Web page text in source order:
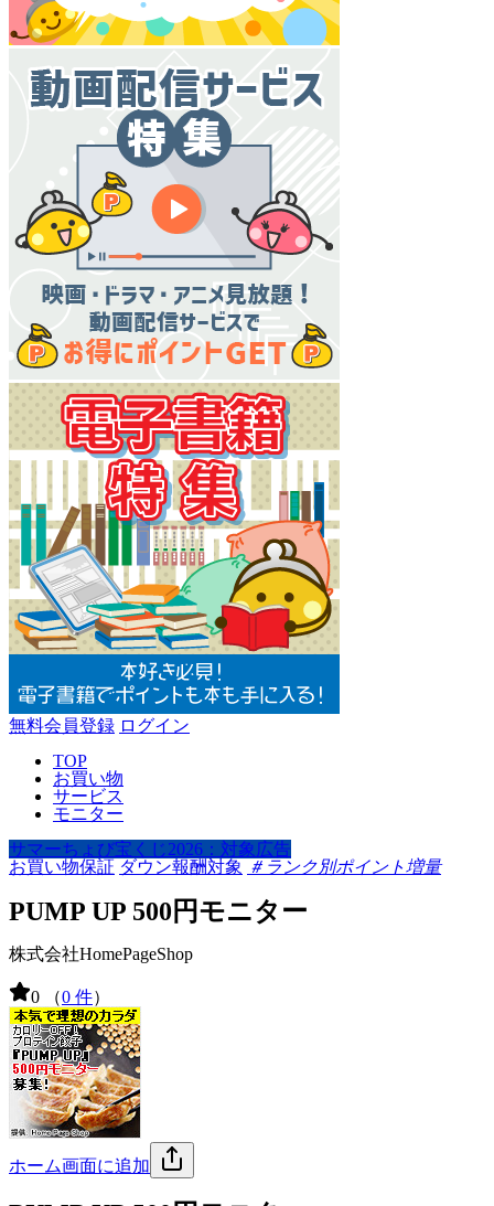
無料会員登録 ログイン
TOP
お買い物
サービス
モニター
サマーちょび宝くじ2026：対象広告
お買い物保証 ダウン報酬対象 ＃ランク別ポイント増量
PUMP UP 500円モニター
株式会社HomePageShop
0 （0 件）
ホーム画面に追加